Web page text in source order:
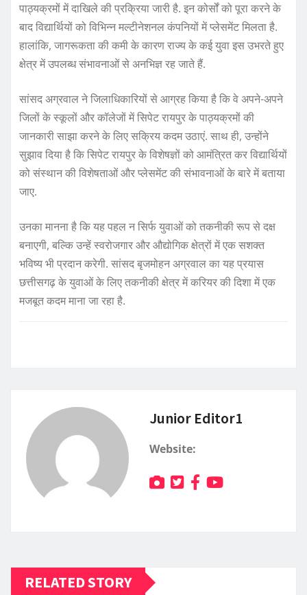
पाठ्यक्रमों में दाखिले की प्रक्रिया जारी है. इन कोर्सों को पूरा करने के
बाद विद्यार्थियों को विभिन्न मल्टीनेशनल कंपनियों में प्लेसमेंट मिलता है.
हालांकि, जागरूकता की कमी के कारण राज्य के कई युवा इस उभरते हुए
क्षेत्र में उपलब्ध संभावनाओं से अनभिज्ञ रह जाते हैं.
सांसद अग्रवाल ने जिलाधिकारियों से आग्रह किया है कि वे अपने-अपने
जिलों के स्कूलों और कॉलेजों में सिपेट रायपुर के पाठ्यक्रमों की
जानकारी साझा करने के लिए सक्रिय कदम उठाएं. साथ ही, उन्होंने
सुझाव दिया है कि सिपेट रायपुर के विशेषज्ञों को आमंत्रित कर विद्यार्थियों
को संस्थान की विशेषताओं और प्लेसमेंट की संभावनाओं के बारे में बताया
जाए.
उनका मानना है कि यह पहल न सिर्फ युवाओं को तकनीकी रूप से दक्ष
बनाएगी, बल्कि उन्हें स्वरोजगार और औद्योगिक क्षेत्रों में एक सशक्त
भविष्य भी प्रदान करेगी. सांसद बृजमोहन अग्रवाल का यह प्रयास
छत्तीसगढ़ के युवाओं के लिए तकनीकी क्षेत्र में करियर की दिशा में एक
मजबूत कदम माना जा रहा है.
Junior Editor1
Website:
RELATED STORY